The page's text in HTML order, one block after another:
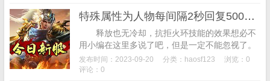
特殊属性为人物每间隔2秒回复5000点生命值
释放也无冷却，抗拒火环技能的效果想必不
用小编在这里多说了吧，但是一定不能忽视了。
其实并不是这样的法师职业也是拥有保命型技能
的。炫酷的技能也会让玩家在打斗中大大提升
发布时间：2023-09-20 分类： haosf123
浏览：0
评论：0